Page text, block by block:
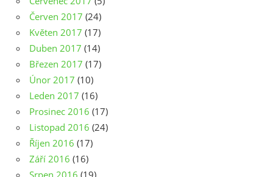
Červen 2017 (24)
Květen 2017 (17)
Duben 2017 (14)
Březen 2017 (17)
Únor 2017 (10)
Leden 2017 (16)
Prosinec 2016 (17)
Listopad 2016 (24)
Říjen 2016 (17)
Září 2016 (16)